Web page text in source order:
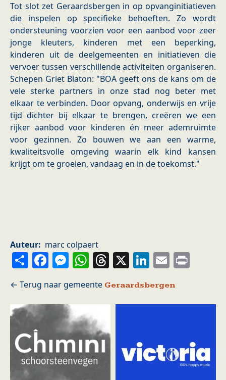
Tot slot zet Geraardsbergen in op opvanginitiatieven
die inspelen op specifieke behoeften. Zo wordt
ondersteuning voorzien voor een aanbod voor zeer
jonge kleuters, kinderen met een beperking,
kinderen uit de deelgemeenten en initiatieven die
vervoer tussen verschillende activiteiten organiseren.
Schepen Griet Blaton: "BOA geeft ons de kans om de
vele sterke partners in onze stad nog beter met
elkaar te verbinden. Door opvang, onderwijs en vrije
tijd dichter bij elkaar te brengen, creëren we een
rijker aanbod voor kinderen én meer ademruimte
voor gezinnen. Zo bouwen we aan een warme,
kwaliteitsvolle omgeving waarin elk kind kansen
krijgt om te groeien, vandaag en in de toekomst."
Auteur marc colpaert
ShareFacebook
Messenger
WhatsApp
Threads
X LinkedIn
Email
Geraardsbergen